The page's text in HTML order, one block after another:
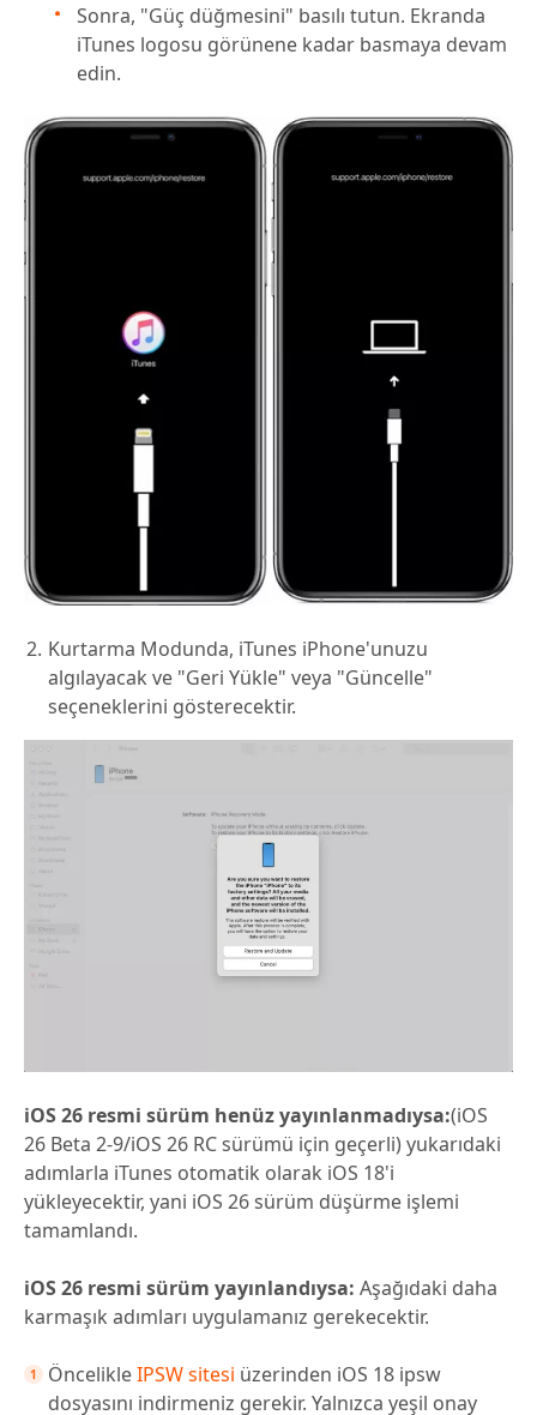
Sonra, "Güç düğmesini" basılı tutun. Ekranda
iTunes logosu görünene kadar basmaya devam
edin.
Kurtarma Modunda, iTunes iPhone'unuzu
algılayacak ve "Geri Yükle" veya "Güncelle"
seçeneklerini gösterecektir.
iOS 26 resmi sürüm henüz yayınlanmadıysa:(iOS
26 Beta 2-9/iOS 26 RC sürümü için geçerli) yukarıdaki
adımlarla iTunes otomatik olarak iOS 18'i
yükleyecektir, yani iOS 26 sürüm düşürme işlemi
tamamlandı.
iOS 26 resmi sürüm yayınlandıysa: Aşağıdaki daha
karmaşık adımları uygulamanız gerekecektir.
ÖncelikleIPSW sitesi üzerinden iOS 18 ipsw
dosyasını indirmeniz gerekir. Yalnızca yeşil onay